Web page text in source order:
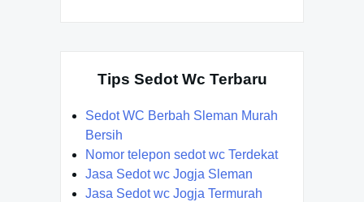
Tips Sedot Wc Terbaru
Sedot WC Berbah Sleman Murah
Bersih
Nomor telepon sedot wc Terdekat
Jasa Sedot wc Jogja Sleman
Jasa Sedot wc Jogja Termurah